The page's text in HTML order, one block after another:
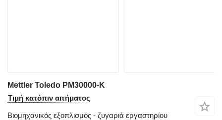
Mettler Toledo PM30000-K
Τιμή κατόπιν αιτήματος
Βιομηχανικός εξοπλισμός - ζυγαριά εργαστηρίου